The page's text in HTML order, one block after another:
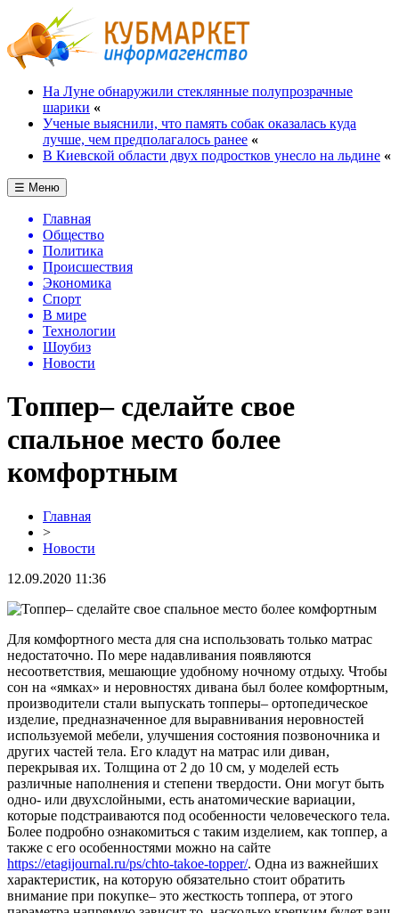
На Луне обнаружили стеклянные полупрозрачные
шарики «
Ученые выяснили, что память собак оказалась куда
лучше, чем предполагалось ранее «
В Киевской области двух подростков унесло на льдине «
☰ Меню
Главная
Общество
Политика
Происшествия
Экономика
Спорт
В мире
Технологии
Шоубиз
Новости
Топпер– сделайте свое
спальное место более
комфортным
Главная
>
Новости
12.09.2020 11:36
Для комфортного места для сна использовать только матрас
недостаточно. По мере надавливания появляются
несоответствия, мешающие удобному ночному отдыху. Чтобы
сон на «ямках» и неровностях дивана был более комфортным,
производители стали выпускать топперы– ортопедическое
изделие, предназначенное для выравнивания неровностей
используемой мебели, улучшения состояния позвоночника и
других частей тела. Его кладут на матрас или диван,
перекрывая их. Толщина от 2 до 10 см, у моделей есть
различные наполнения и степени твердости. Они могут быть
одно- или двухслойными, есть анатомические вариации,
которые подстраиваются под особенности человеческого тела.
Более подробно ознакомиться с таким изделием, как топпер, а
также с его особенностями можно на сайте
https://etagijournal.ru/ps/chto-takoe-topper/. Одна из важнейших
характеристик, на которую обязательно стоит обратить
внимание при покупке– это жесткость топпера, от этого